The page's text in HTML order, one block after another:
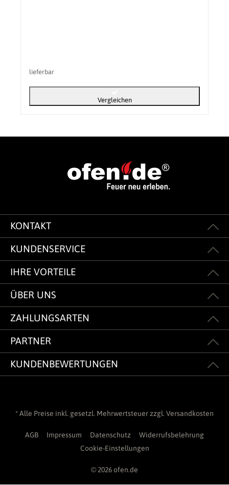
lieferbar
Vergleichen
KONTAKT
KUNDENSERVICE
IHRE VORTEILE
ÜBER UNS
ZAHLUNGSARTEN
PARTNER
KUNDENBEWERTUNGEN
* Alle Preise inkl. gesetzl. Mehrwertsteuer zzgl. Versandkosten
AGB Impressum Datenschutz
Widerrufsbelehrung
Cookie-Einstellungen
© 2026 ofen.de